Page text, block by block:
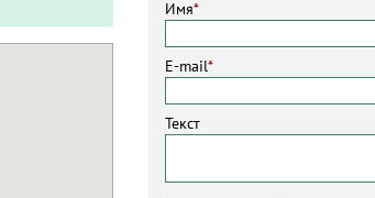
Имя*
E-mail*
Текст